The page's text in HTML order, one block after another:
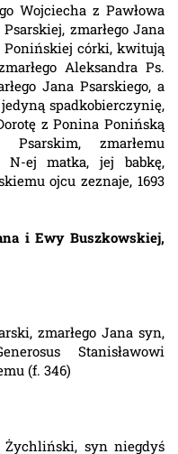
Wojciecha z Pawłowa
zmarłego Jana
Ponińskiej córki, kwitują
Aleksandra Ps.
Jana Psarskiego, a
spadkobierczynię,
z Ponina Ponińską
zmarłemu
N-ej matka, jej babkę,
ojcu zeznaje, 1693
i Ewy Buszkowskiej,
zmarłego Jana syn,
Stanisławowi
(f. 346)
Żychliński, syn niegdyś